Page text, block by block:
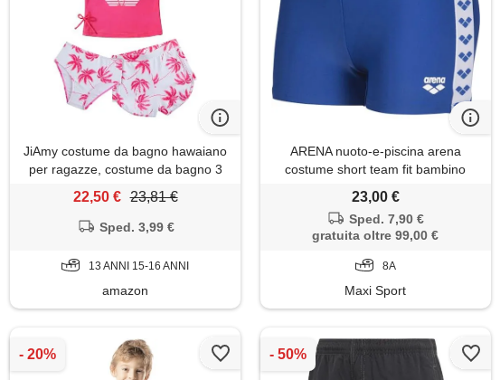
JiAmy costume da bagno hawaiano
per ragazze, costume da bagno 3
pantaloncini 7-16 anni, rosso
rosato, 15-16 anni
22,50 € 23,81 €
Sped. 3,99 €
13 ANNI 15-16 ANNI
amazon
ARENA nuoto-e-piscina arena
costume short team fit bambino
23,00 €
Sped. 7,90 €
gratuita oltre 99,00 €
8A
Maxi Sport